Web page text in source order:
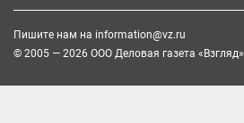
Пишите нам на information@vz.ru
© 2005 — 2026 ООО Деловая газета «Взгляд»